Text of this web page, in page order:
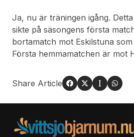
Ja, nu är träningen igång.
sikte på säsongens första
bortamatch mot Eskilstuna
Första hemmamatchen är mot
Share Article